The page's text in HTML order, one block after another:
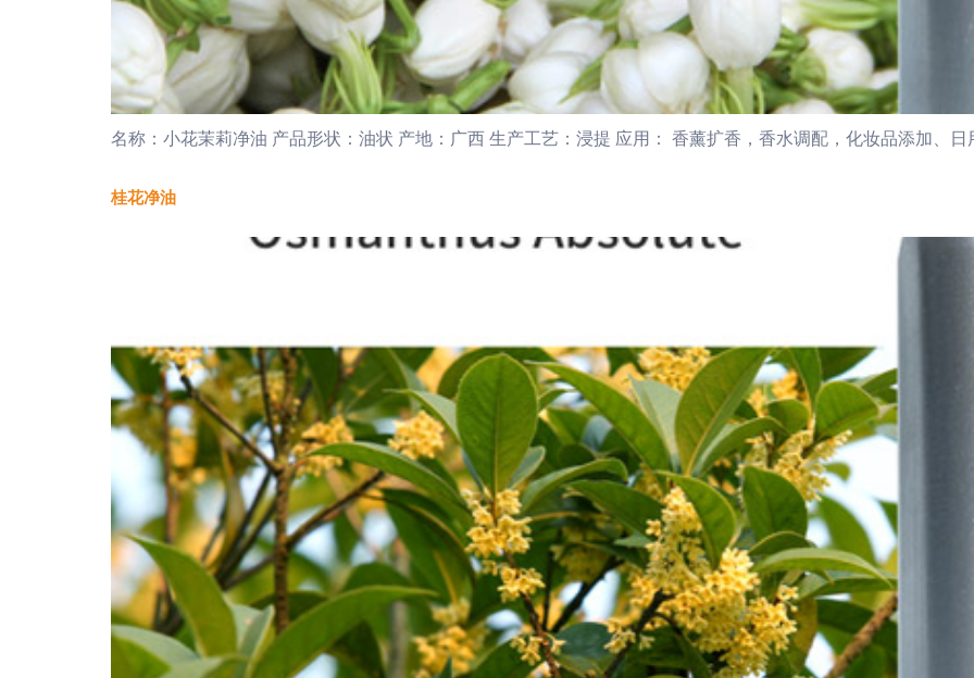
名称：小花茉莉净油 产品形状：油状 产地：广西 生产工艺：浸提 应用： 香薰扩香，香水调配，化妆品添加、
桂花净油